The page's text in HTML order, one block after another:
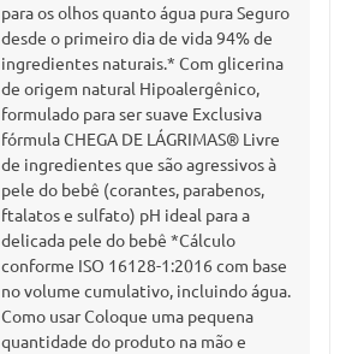
para os olhos quanto água pura Seguro
desde o primeiro dia de vida 94% de
ingredientes naturais.* Com glicerina
de origem natural Hipoalergênico,
formulado para ser suave Exclusiva
fórmula CHEGA DE LÁGRIMAS® Livre
de ingredientes que são agressivos à
pele do bebê (corantes, parabenos,
ftalatos e sulfato) pH ideal para a
delicada pele do bebê *Cálculo
conforme ISO 16128-1:2016 com base
no volume cumulativo, incluindo água.
Como usar Coloque uma pequena
quantidade do produto na mão e